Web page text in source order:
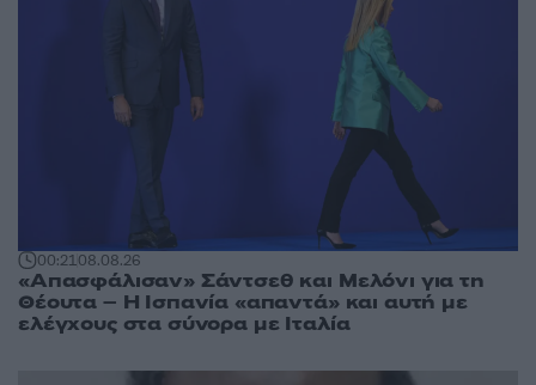
00:2108.08.26
«Απασφάλισαν» Σάντσεθ και Μελόνι για τη
Θέουτα – Η Ισπανία «απαντά» και αυτή με
ελέγχους στα σύνορα με Ιταλία